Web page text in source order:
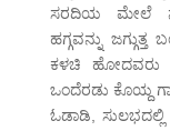
ಸರದಿಯ ಮೇಲೆ
ಹಗ್ಗವನ್ನು
ಕಳಚಿ ಹೋದವರು
ಒಂದೆರಡು ಕೊಯ್ದ
ಓಡಾಡಿ, ಸುಲಭದಲ್ಲಿ